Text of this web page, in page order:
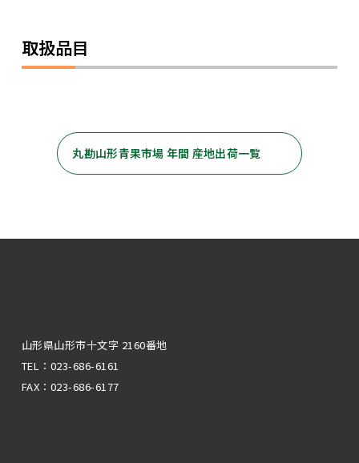
取扱品目
丸勘山形青果市場 年間 産地出荷一覧
山形県山形市十文字 2160番地
TEL：023-686-6161
FAX：023-686-6177